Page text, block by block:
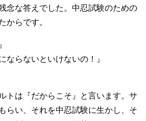
念な答えでした。中忍試験のための
からです。
ならないといけないの！』
トは『だからこそ』と言います。サ
らい、それを中忍試験に生かし、そ